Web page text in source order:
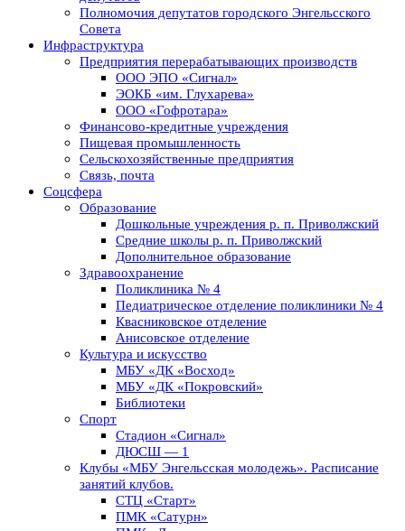
Полномочия депутатов городского Энгельсского
Совета
Инфраструктура
Предприятия перерабатывающих производств
ООО ЭПО «Сигнал»
ЭОКБ «им. Глухарева»
ООО «Гофротара»
Финансово-кредитные учреждения
Пищевая промышленность
Сельскохозяйственные предприятия
Связь, почта
Соцсфера
Образование
Дошкольные учреждения р. п. Приволжский
Средние школы р. п. Приволжский
Дополнительное образование
Здравоохранение
Поликлиника № 4
Педиатрическое отделение поликлиники № 4
Квасниковское отделение
Анисовское отделение
Культура и искусство
МБУ «ДК «Восход»
МБУ «ДК «Покровский»
Библиотеки
Спорт
Стадион «Сигнал»
ДЮСШ — 1
Клубы «МБУ Энгельсская молодежь». Расписание
занятий клубов.
СТЦ «Старт»
ПМК «Сатурн»